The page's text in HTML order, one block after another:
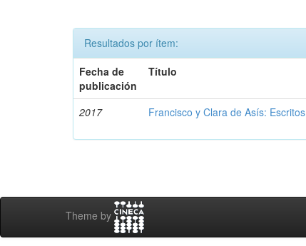
Resultados por ítem:
Fecha de
publicación
Título
2017 Francisco y Clara de Asís: Escritos
Theme by